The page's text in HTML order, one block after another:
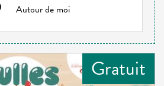
Autour de moi
Gratuit